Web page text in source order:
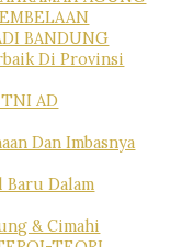
BANDUNG
Di Provinsi
AD
Dan Imbasnya
Baru Dalam
& Cimahi